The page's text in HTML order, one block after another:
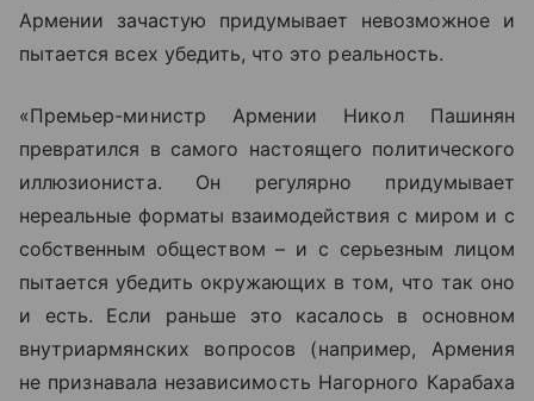
Армении зачастую придумывает невозможное и
пытается всех убедить, что это реальность.
«Премьер-министр Армении Никол Пашинян
превратился в самого настоящего политического
иллюзиониста. Он регулярно придумывает
нереальные форматы взаимодействия с миром и с
собственным обществом – и с серьезным лицом
пытается убедить окружающих в том, что так оно
и есть. Если раньше это касалось в основном
внутриармянских вопросов (например, Армения
не признавала независимость Нагорного Карабаха